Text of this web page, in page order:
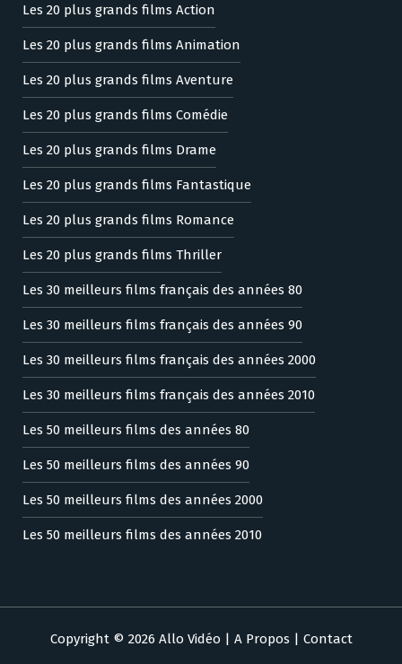
Les 20 plus grands films Action
Les 20 plus grands films Animation
Les 20 plus grands films Aventure
Les 20 plus grands films Comédie
Les 20 plus grands films Drame
Les 20 plus grands films Fantastique
Les 20 plus grands films Romance
Les 20 plus grands films Thriller
Les 30 meilleurs films français des années 80
Les 30 meilleurs films français des années 90
Les 30 meilleurs films français des années 2000
Les 30 meilleurs films français des années 2010
Les 50 meilleurs films des années 80
Les 50 meilleurs films des années 90
Les 50 meilleurs films des années 2000
Les 50 meilleurs films des années 2010
Copyright © 2026 Allo Vidéo | A Propos | Contact